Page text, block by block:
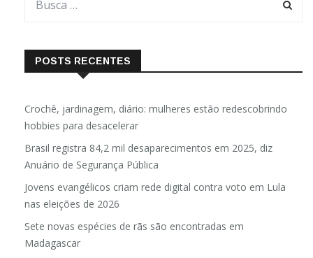
POSTS RECENTES
Crochê, jardinagem, diário: mulheres estão redescobrindo
hobbies para desacelerar
Brasil registra 84,2 mil desaparecimentos em 2025, diz
Anuário de Segurança Pública
Jovens evangélicos criam rede digital contra voto em Lula
nas eleições de 2026
Sete novas espécies de rãs são encontradas em
Madagascar